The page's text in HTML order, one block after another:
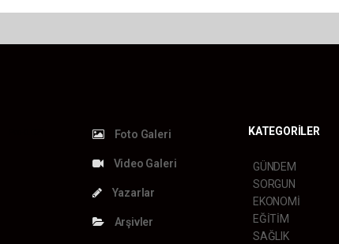
Foto Galeri
Video Galeri
Yazarlar
Arşivler
KATEGORİLER
GÜNDEM
SORGUN
EKONOMİ
EĞİTİM
SAĞLIK